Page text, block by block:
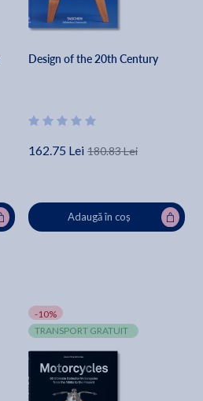
Design of the 20th Century
162.75 Lei 180.83 Lei
Adaugă în coș
-10%
TRANSPORT GRATUIT